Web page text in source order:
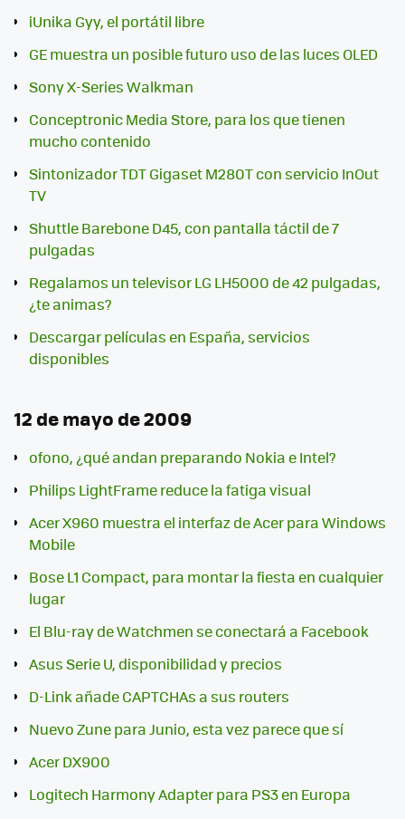
iUnika Gyy, el portátil libre
GE muestra un posible futuro uso de las luces OLED
Sony X-Series Walkman
Conceptronic Media Store, para los que tienen
mucho contenido
Sintonizador TDT Gigaset M280T con servicio InOut
TV
Shuttle Barebone D45, con pantalla táctil de 7
pulgadas
Regalamos un televisor LG LH5000 de 42 pulgadas,
¿te animas?
Descargar películas en España, servicios
disponibles
12 de mayo de 2009
ofono, ¿qué andan preparando Nokia e Intel?
Philips LightFrame reduce la fatiga visual
Acer X960 muestra el interfaz de Acer para Windows
Mobile
Bose L1 Compact, para montar la fiesta en cualquier
lugar
El Blu-ray de Watchmen se conectará a Facebook
Asus Serie U, disponibilidad y precios
D-Link añade CAPTCHAs a sus routers
Nuevo Zune para Junio, esta vez parece que sí
Acer DX900
Logitech Harmony Adapter para PS3 en Europa